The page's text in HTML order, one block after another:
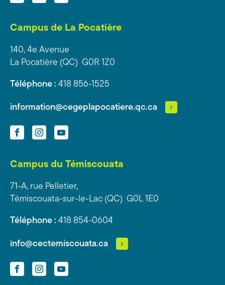
Campus de La Pocatière
140, 4e Avenue
La Pocatière (QC) G0R 1Z0
Téléphone : 418 856-1525
information@cegeplapocatiere.qc.ca
FacebookInstagramYouTube
Campus du Témiscouata
71-A, rue Pelletier,
Témiscouata-sur-le-Lac (QC) G0L 1E0
Téléphone : 418 854-0604
info@cectemiscouata.ca
FacebookInstagramYouTube